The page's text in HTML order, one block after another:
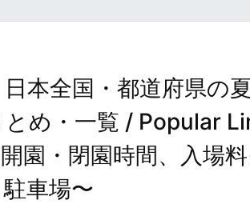
本全国・都道府県の
め・一覧 / Popular
園・閉園時間、入場
車場〜